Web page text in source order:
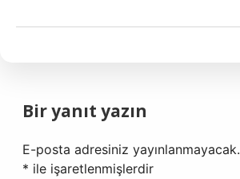
Bir yanıt yazın
E-posta adresiniz yayınlanmayacak.
* ile işaretlenmişlerdir